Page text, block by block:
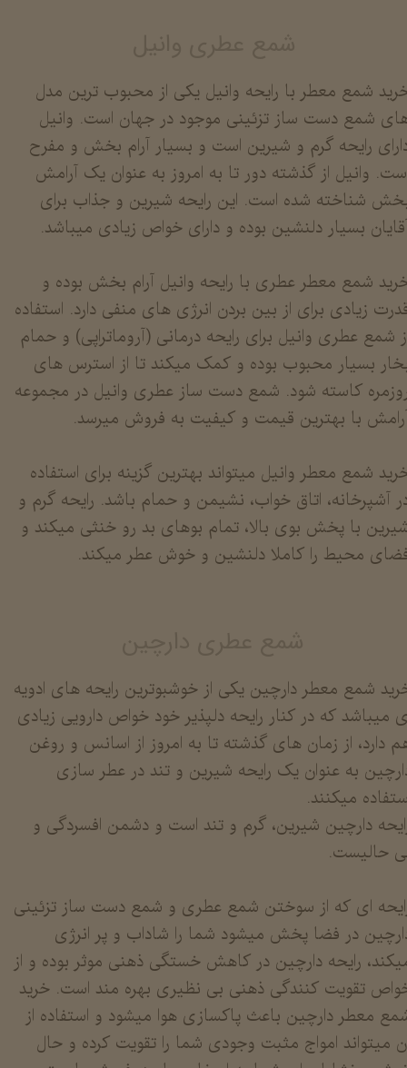
شمع معطر با رایحه وانیل یکی از محبوب ترین مدل
شمع دست ساز تزئینی موجود در جهان است. وانیل
رایحه گرم و شیرین است و بسیار آرام بخش و مفرح
وانیل از گذشته دور تا به امروز به عنوان یک آرامش
شناخته شده است. این رایحه شیرین و جذاب برای
بسیار دلنشین بوده و دارای خواص زیادی میباشد.
شمع معطر عطری با رایحه وانیل آرام بخش بوده و
زیادی برای از بین بردن انرژی های منفی دارد. استفاده
شمع عطری وانیل برای رایحه درمانی (آروماتراپی) و حمام
بسیار محبوب بوده و کمک میکند تا از استرس های
کاسته شود. شمع دست ساز عطری وانیل در مجموعه
با بهترین قیمت و کیفیت به فروش میرسد.
شمع معطر وانیل میتواند بهترین گزینه برای استفاده
آشپرخانه، اتاق خواب، نشیمن و حمام باشد. رایحه گرم و
با پخش بوی بالا، تمام بوهای بد رو خنثی میکند و
محیط را کاملا دلنشین و خوش عطر میکند.
شمع معطر دارچین یکی از خوشبوترین رایحه های ادویه
میباشد که در کنار رایحه دلپذیر خود خواص دارویی زیادی
دارد، از زمان های گذشته تا به امروز از اسانس و روغن
به عنوان یک رایحه شیرین و تند در عطر سازی
میکنند.
دارچین شیرین، گرم و تند است و دشمن افسردگی و
حالیست.
ای که از سوختن شمع عطری و شمع دست ساز تزئینی
در فضا پخش میشود شما را شاداب و پر انرژی
رایحه دارچین در کاهش خستگی ذهنی موثر بوده و از
تقویت کنندگی ذهنی بی نظیری بهره مند است. خرید
معطر دارچین باعث پاکسازی هوا میشود و استفاده از
میتواند امواج مثبت وجودی شما را تقویت کرده و حال